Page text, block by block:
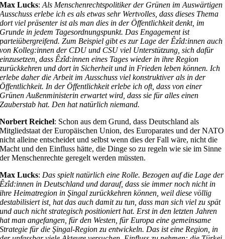
Max Lucks:Als Menschenrechtspolitiker der Grünen im Auswärtigen
Ausschuss erlebe ich es als etwas sehr Wertvolles, dass dieses Thema
dort viel präsenter ist als man dies in der Öffentlichkeit denkt, im
Grunde in jedem Tagesordnungspunkt. Das Engagement ist
parteiübergreifend. Zum Beispiel gibt es zur Lage der Êzîd:innen auch
von Kolleg:innen der CDU und CSU viel Unterstützung, sich dafür
einzusetzen, dass Êzîd:innen eines Tages wieder in ihre Region
zurückkehren und dort in Sicherheit und in Frieden leben können. Ich
erlebe daher die Arbeit im Ausschuss viel konstruktiver als in der
Öffentlichkeit. In der Öffentlichkeit erlebe ich oft, dass von einer
Grünen Außenministerin erwartet wird, dass sie für alles einen
Zauberstab hat. Den hat natürlich niemand.
Norbert Reichel: Schon aus dem Grund, dass Deutschland als
Mitgliedstaat der Europäischen Union, des Europarates und der NATO
nicht alleine entscheidet und selbst wenn dies der Fall wäre, nicht die
Macht und den Einfluss hätte, die Dinge so zu regeln wie sie im Sinne
der Menschenrechte geregelt werden müssten.
Max Lucks: Das spielt natürlich eine Rolle. Bezogen auf die Lage der
Êzîd:innen in Deutschland und darauf, dass sie immer noch nicht in
ihre Heimatregion in Şingal zurückkehren können, weil diese völlig
destabilisiert ist, hat das auch damit zu tun, dass man sich viel zu spät
und auch nicht strategisch positioniert hat. Erst in den letzten Jahren
hat man angefangen, für den Westen, für Europa eine gemeinsame
Strategie für die Şingal-Region zu entwickeln. Das ist eine Region, in